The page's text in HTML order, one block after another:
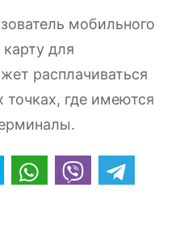
мобильного
для
расплачиваться
точках, где имеются